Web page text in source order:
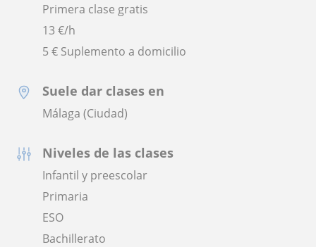
Primera clase gratis
13 €/h
5 € Suplemento a domicilio
Suele dar clases en
Málaga (Ciudad)
Niveles de las clases
Infantil y preescolar
Primaria
ESO
Bachillerato